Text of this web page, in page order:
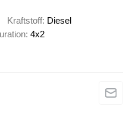
Kraftstoff Diesel
4x2